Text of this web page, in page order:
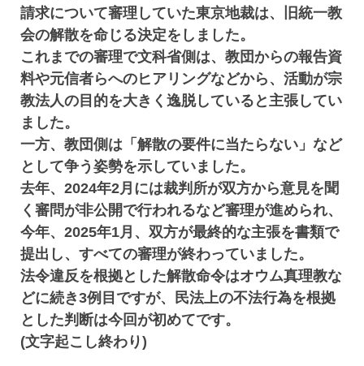
請求について審理していた東京地裁は、旧統一教
会の解散を命じる決定をしました。
これまでの審理で文科省側は、教団からの報告資
料や元信者らへのヒアリングなどから、活動が宗
教法人の目的を大きく逸脱していると主張してい
ました。
一方、教団側は「解散の要件に当たらない」など
として争う姿勢を示していました。
去年、2024年2月には裁判所が双方から意見を聞
く審問が非公開で行われるなど審理が進められ、
今年、2025年1月、双方が最終的な主張を書類で
提出し、すべての審理が終わっていました。
法令違反を根拠とした解散命令はオウム真理教な
どに続き3例目ですが、民法上の不法行為を根拠
とした判断は今回が初めてです。
(文字起こし終わり)